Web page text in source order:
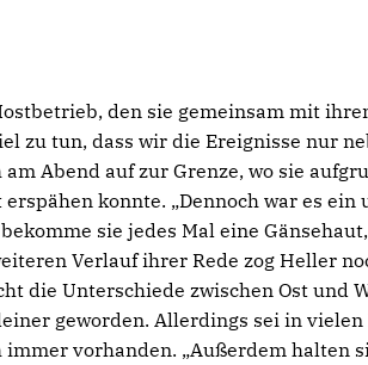
den sie gemeinsam mit
zu tun, dass wir die Ereignisse nur
Abend auf zur Grenze, wo sie
konnte. „Dennoch war es ein
sie jedes Mal eine
Verlauf ihrer Rede zog Heller
die Unterschiede zwischen Ost und
geworden. Allerdings sei in vielen
vorhanden. „Außerdem halten